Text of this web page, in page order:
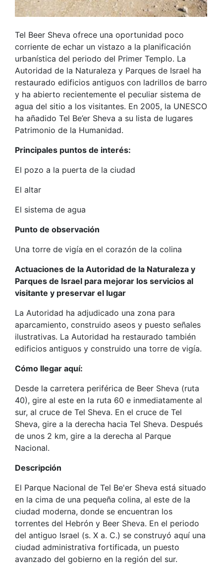
Tel Beer Sheva ofrece una oportunidad poco
corriente de echar un vistazo a la planificación
urbanística del periodo del Primer Templo. La
Autoridad de la Naturaleza y Parques de Israel ha
restaurado edificios antiguos con ladrillos de barro
y ha abierto recientemente el peculiar sistema de
agua del sitio a los visitantes. En 2005, la UNESCO
ha añadido Tel Be’er Sheva a su lista de lugares
Patrimonio de la Humanidad.
Principales puntos de interés:
El pozo a la puerta de la ciudad
El altar
El sistema de agua
Punto de observación
Una torre de vigía en el corazón de la colina
Actuaciones de la Autoridad de la Naturaleza y
Parques de Israel para mejorar los servicios al
visitante y preservar el lugar
La Autoridad ha adjudicado una zona para
aparcamiento, construido aseos y puesto señales
ilustrativas. La Autoridad ha restaurado también
edificios antiguos y construido una torre de vigía.
Cómo llegar aquí:
Desde la carretera periférica de Beer Sheva (ruta
40), gire al este en la ruta 60 e inmediatamente al
sur, al cruce de Tel Sheva. En el cruce de Tel
Sheva, gire a la derecha hacia Tel Sheva. Después
de unos 2 km, gire a la derecha al Parque
Nacional.
Descripción
El Parque Nacional de Tel Be'er Sheva está situado
en la cima de una pequeña colina, al este de la
ciudad moderna, donde se encuentran los
torrentes del Hebrón y Beer Sheva. En el periodo
del antiguo Israel (s. X a. C.) se construyó aquí una
ciudad administrativa fortificada, un puesto
avanzado del gobierno en la región del sur.